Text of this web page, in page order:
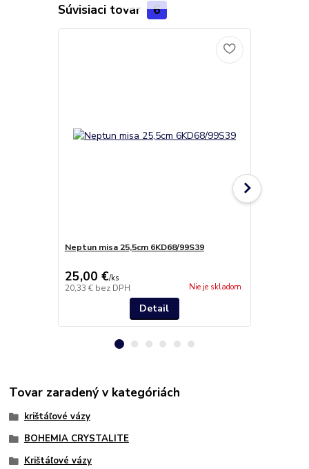
Súvisiaci tovar 6
Neptun misa 25,5cm 6KD68/99S39
25,00 €/ks
20,33 € bez DPH Nie je skladom
Detail
Tovar zaradený v kategóriách
krištáľové vázy
BOHEMIA CRYSTALITE
Krištáľové vázy